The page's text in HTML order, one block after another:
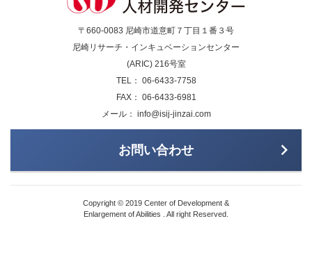
〒660-0083 尼崎市道意町７丁目１番３号
尼崎リサーチ・インキュベーションセンター
(ARIC) 216号室
TEL： 06-6433-7758
FAX： 06-6433-6981
メール： info@isij-jinzai.com
お問い合わせ
Copyright © 2019 Center of Development &
Enlargement of Abilities . All right Reserved.